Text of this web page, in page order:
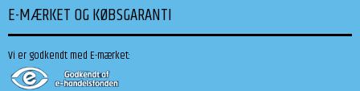
E-MÆRKET OG KØBSGARANTI
Vi er godkendt med E-mærket: